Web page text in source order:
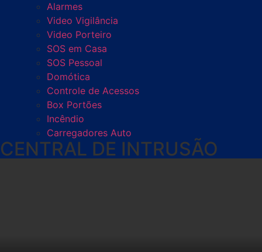
Alarmes
Video Vigilância
Video Porteiro
SOS em Casa
SOS Pessoal
Domótica
Controle de Acessos
Box Portões
Incêndio
Carregadores Auto
CENTRAL DE INTRUSÃO